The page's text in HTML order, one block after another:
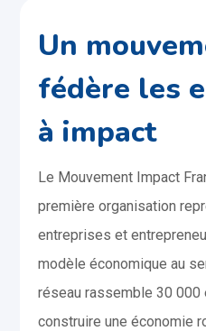
Un
fédère les
à impact
Le Mouvement Impact
première organisation
entreprises et
modèle économique au
réseau rassemble 30
construire une économie